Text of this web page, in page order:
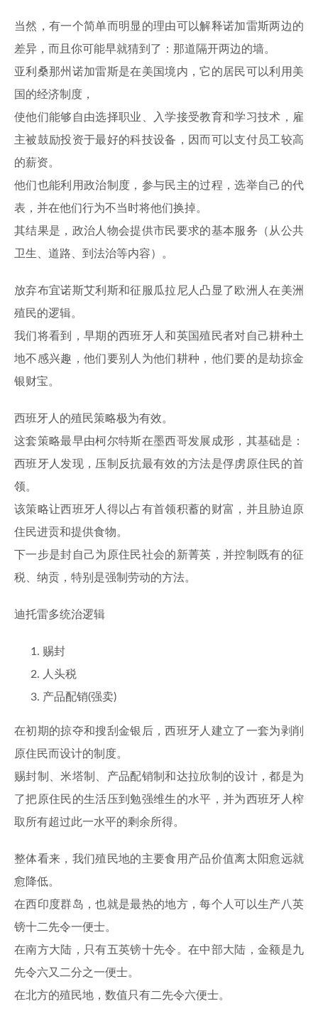
当然，有一个简单而明显的理由可以解释诺加雷斯两边的
差异，而且你可能早就猜到了：那道隔开两边的墙。
亚利桑那州诺加雷斯是在美国境内，它的居民可以利用美
国的经济制度，
使他们能够自由选择职业、入学接受教育和学习技术，雇
主被鼓励投资于最好的科技设备，因而可以支付员工较高
的薪资。
他们也能利用政治制度，参与民主的过程，选举自己的代
表，并在他们行为不当时将他们换掉。
其结果是，政治人物会提供市民要求的基本服务（从公共
卫生、道路、到法治等内容）。
放弃布宜诺斯艾利斯和征服瓜拉尼人凸显了欧洲人在美洲
殖民的逻辑。
我们将看到，早期的西班牙人和英国殖民者对自己耕种土
地不感兴趣，他们要别人为他们耕种，他们要的是劫掠金
银财宝。
西班牙人的殖民策略极为有效。
这套策略最早由柯尔特斯在墨西哥发展成形，其基础是：
西班牙人发现，压制反抗最有效的方法是俘虏原住民的首
领。
该策略让西班牙人得以占有首领积蓄的财富，并且胁迫原
住民进贡和提供食物。
下一步是封自己为原住民社会的新菁英，并控制既有的征
税、纳贡，特别是强制劳动的方法。
迪托雷多统治逻辑
赐封
人头税
产品配销(强卖)
在初期的掠夺和搜刮金银后，西班牙人建立了一套为剥削
原住民而设计的制度。
赐封制、米塔制、产品配销制和达拉欣制的设计，都是为
了把原住民的生活压到勉强维生的水平，并为西班牙人榨
取所有超过此一水平的剩余所得。
整体看来，我们殖民地的主要食用产品价值离太阳愈远就
愈降低。
在西印度群岛，也就是最热的地方，每个人可以生产八英
镑十二先令一便士。
在南方大陆，只有五英镑十先令。在中部大陆，金额是九
先令六又二分之一便士。
在北方的殖民地，数值只有二先令六便士。